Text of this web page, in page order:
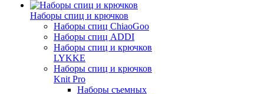
Наборы спиц и крючков
Наборы спиц ChiaoGoo
Наборы спиц ADDI
Наборы спиц и крючков
LYKKE
Наборы спиц и крючков
Knit Pro
Наборы съемных